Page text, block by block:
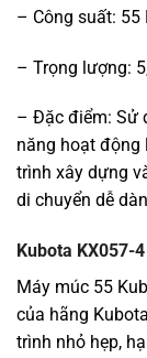
– Công suất: 55
– Trọng lượng:
– Đặc điểm: Sử
năng hoạt động
trình xây dựng
di chuyển dễ
Kubota KX057-4
Máy múc 55
của hãng
trình nhỏ hẹp,